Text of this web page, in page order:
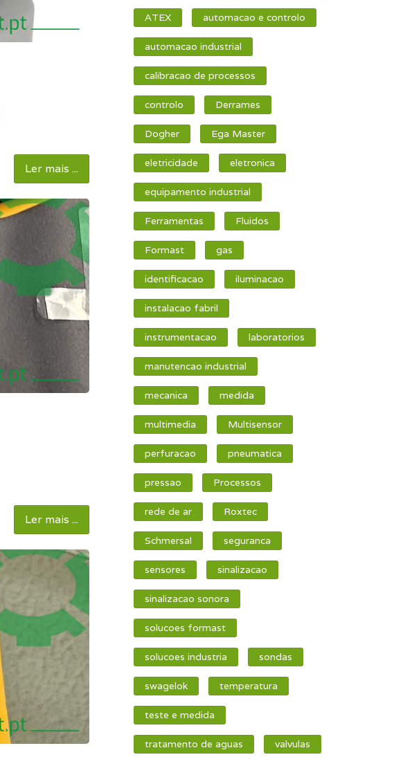
Ler mais ...
Ler mais ...
ATEX automacao e controlo
automacao industrial
calibracao de processos
controlo Derrames
Dogher Ega Master
eletricidade eletronica
equipamento industrial
Ferramentas Fluidos
Formast gas
identificacao iluminacao
instalacao fabril
instrumentacao laboratorios
manutencao industrial
mecanica medida
multimedia Multisensor
perfuracao pneumatica
pressao Processos
rede de ar Roxtec
Schmersal seguranca
sensores sinalizacao
sinalizacao sonora
solucoes formast
solucoes industria sondas
swagelok temperatura
teste e medida
tratamento de aguas valvulas